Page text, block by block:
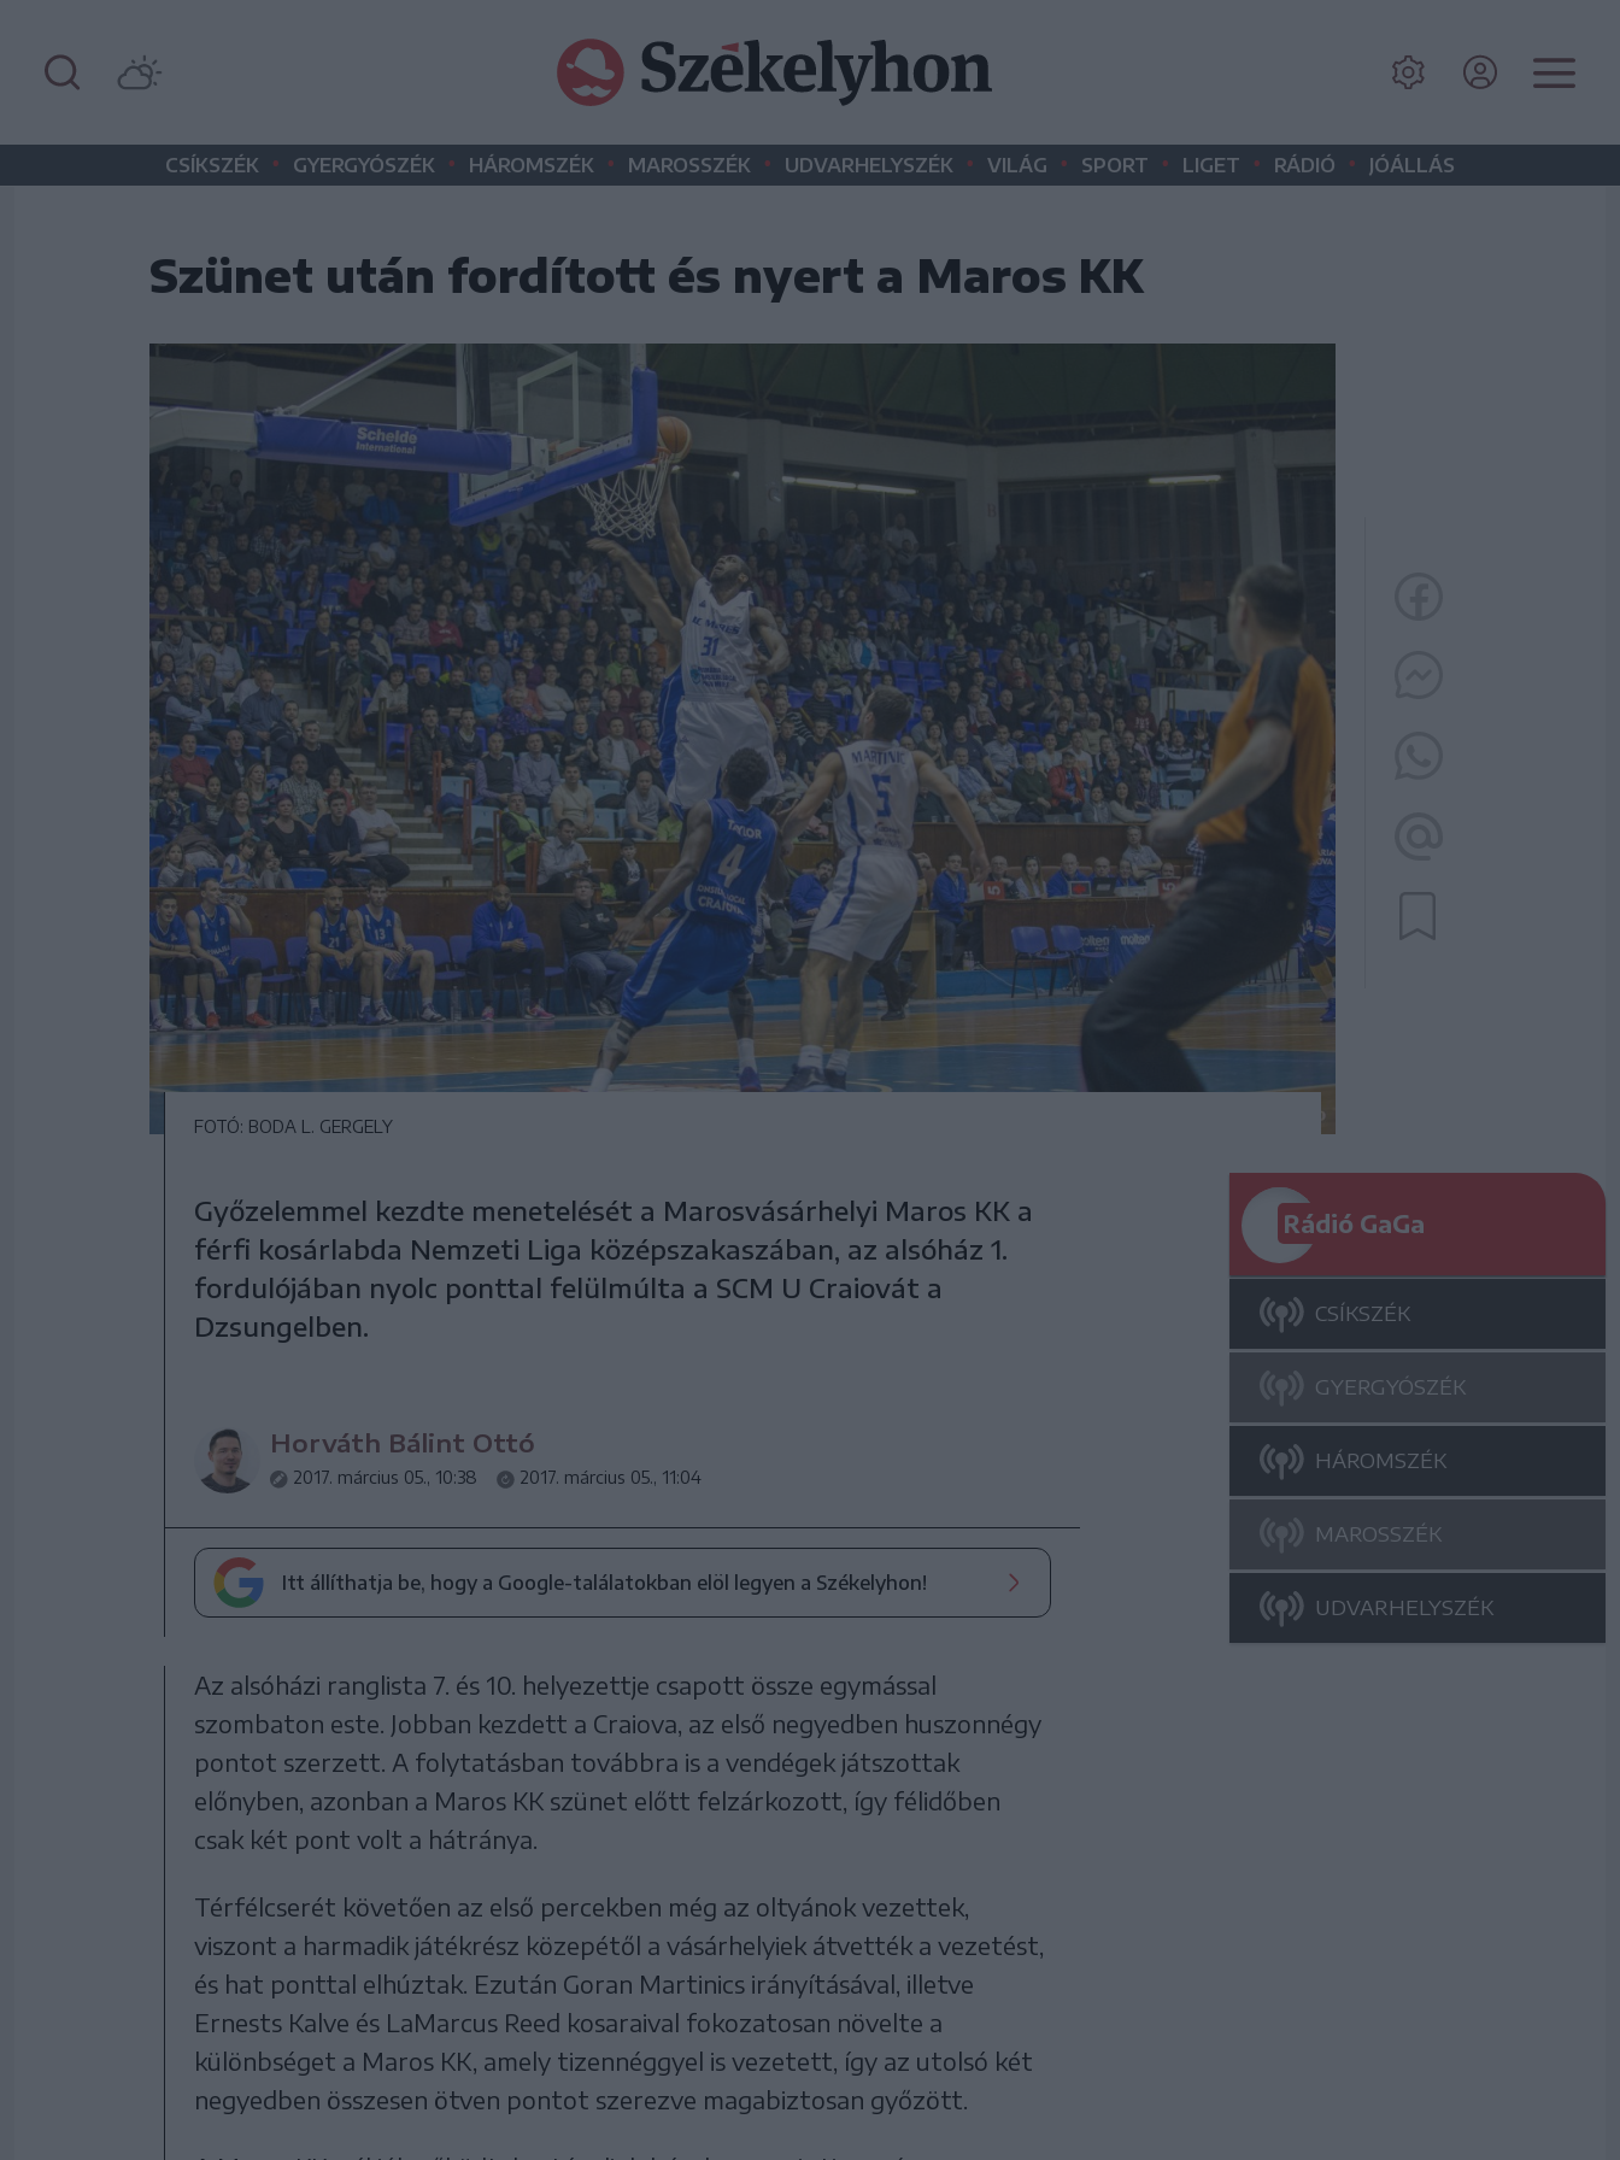
CSÍKSZÉK • GYERGYÓSZÉK • HÁROMSZÉK • MAROSSZÉK • UDVARHELYSZÉK • VILÁG • SPORT • LIGET • RÁDIÓ • JÓÁLLÁS
Szünet után fordított és nyert a Maros KK
FOTÓ: BODA L. GERGELY
Győzelemmel kezdte menetelését a Marosvásárhelyi Maros KK a
férfi kosárlabda Nemzeti Liga középszakaszában, az alsóház 1.
fordulójában nyolc ponttal felülmúlta a SCM U Craiovát a
Dzsungelben.
Horváth Bálint Ottó
2017. március 05., 10:38 2017. március 05., 11:04
Itt állíthatja be, hogy a Google-találatokban elöl legyen a Székelyhon!
Az alsóházi ranglista 7. és 10. helyezettje csapott össze egymással
szombaton este. Jobban kezdett a Craiova, az első negyedben huszonnégy
pontot szerzett. A folytatásban továbbra is a vendégek játszottak
előnyben, azonban a Maros KK szünet előtt felzárkozott, így félidőben
csak két pont volt a hátránya.
Térfélcserét követően az első percekben még az oltyánok vezettek,
viszont a harmadik játékrész közepétől a vásárhelyiek átvették a vezetést,
és hat ponttal elhúztak. Ezután Goran Martinics irányításával, illetve
Ernests Kalve és LaMarcus Reed kosaraival fokozatosan növelte a
különbséget a Maros KK, amely tizennéggyel is vezetett, így az utolsó két
negyedben összesen ötven pontot szerezve magabiztosan győzött.
Rádió GaGa
CSÍKSZÉK
GYERGYÓSZÉK
HÁROMSZÉK
MAROSSZÉK
UDVARHELYSZÉK